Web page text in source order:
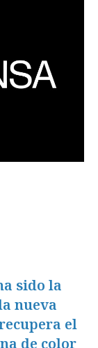
sido la
nueva
el
de color